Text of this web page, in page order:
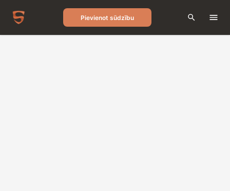
Pievienot sūdzību